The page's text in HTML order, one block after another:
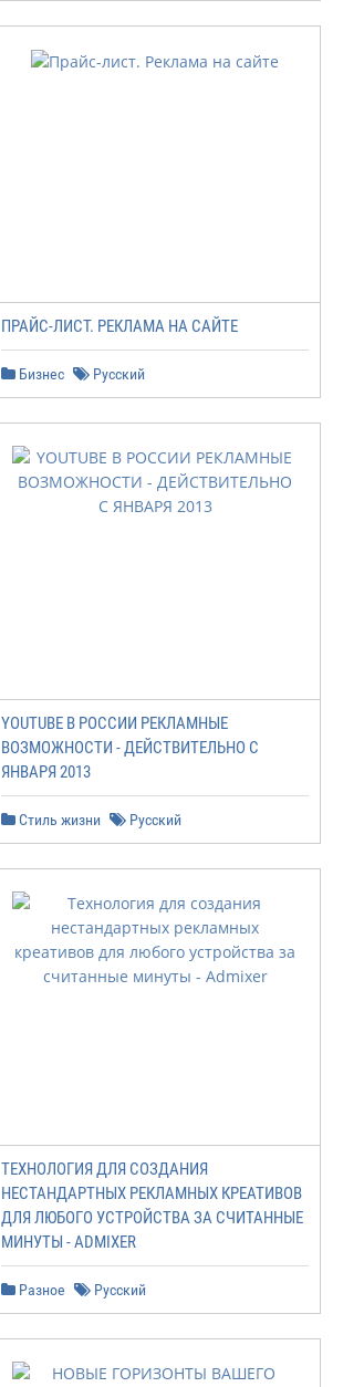
ПРАЙС-ЛИСТ. РЕКЛАМА НА САЙТЕ
Бизнес Русский
YOUTUBE В РОССИИ РЕКЛАМНЫЕ
ВОЗМОЖНОСТИ - ДЕЙСТВИТЕЛЬНО С
ЯНВАРЯ 2013
Стиль жизни Русский
ТЕХНОЛОГИЯ ДЛЯ СОЗДАНИЯ
НЕСТАНДАРТНЫХ РЕКЛАМНЫХ КРЕАТИВОВ
ДЛЯ ЛЮБОГО УСТРОЙСТВА ЗА СЧИТАННЫЕ
МИНУТЫ - ADMIXER
Разное Русский